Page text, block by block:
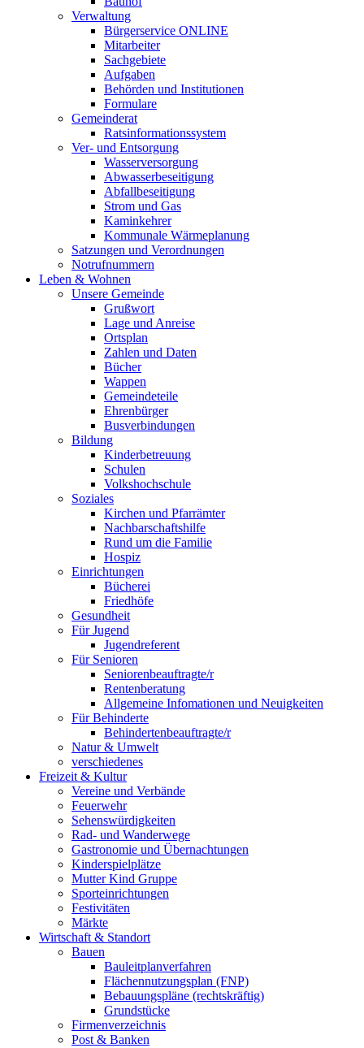
Verwaltung
Bürgerservice ONLINE
Mitarbeiter
Sachgebiete
Aufgaben
Behörden und Institutionen
Formulare
Gemeinderat
Ratsinformationssystem
Ver- und Entsorgung
Wasserversorgung
Abwasserbeseitigung
Abfallbeseitigung
Strom und Gas
Kaminkehrer
Kommunale Wärmeplanung
Satzungen und Verordnungen
Notrufnummern
Leben & Wohnen
Unsere Gemeinde
Grußwort
Lage und Anreise
Ortsplan
Zahlen und Daten
Bücher
Wappen
Gemeindeteile
Ehrenbürger
Busverbindungen
Bildung
Kinderbetreuung
Schulen
Volkshochschule
Soziales
Kirchen und Pfarrämter
Nachbarschaftshilfe
Rund um die Familie
Hospiz
Einrichtungen
Bücherei
Friedhöfe
Gesundheit
Für Jugend
Jugendreferent
Für Senioren
Seniorenbeauftragte/r
Rentenberatung
Allgemeine Infomationen und Neuigkeiten
Für Behinderte
Behindertenbeauftragte/r
Natur & Umwelt
verschiedenes
Freizeit & Kultur
Vereine und Verbände
Feuerwehr
Sehenswürdigkeiten
Rad- und Wanderwege
Gastronomie und Übernachtungen
Kinderspielplätze
Mutter Kind Gruppe
Sporteinrichtungen
Festivitäten
Märkte
Wirtschaft & Standort
Bauen
Bauleitplanverfahren
Flächennutzungsplan (FNP)
Bebauungspläne (rechtskräftig)
Grundstücke
Firmenverzeichnis
Post & Banken